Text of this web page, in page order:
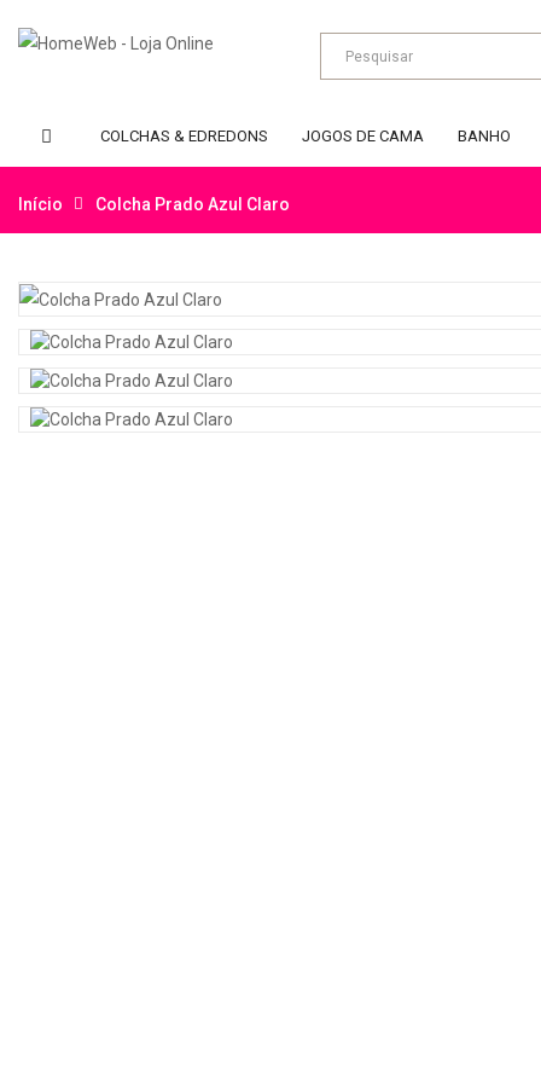
COLCHAS & EDREDONS JOGOS DE CAMA BANHO
Início Colcha Prado Azul Claro